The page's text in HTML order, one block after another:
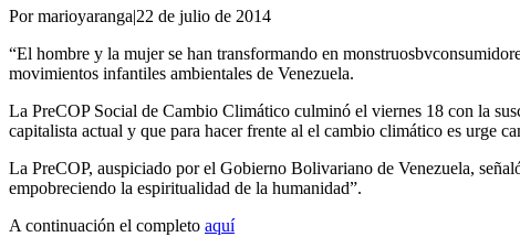
Por marioyaranga|22 de julio de 2014
“El hombre y la mujer se han transformando en
movimientos infantiles ambientales de Venezuela.
La PreCOP Social de Cambio Climático culminó el viernes 18 con la
capitalista actual y que para hacer frente al el cambio climático es urge
La PreCOP, auspiciado por el Gobierno Bolivariano de Venezuela,
empobreciendo la espiritualidad de la humanidad”.
A continuación el completo aquí